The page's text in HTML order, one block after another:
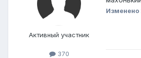
Активный участник
370
Изменено